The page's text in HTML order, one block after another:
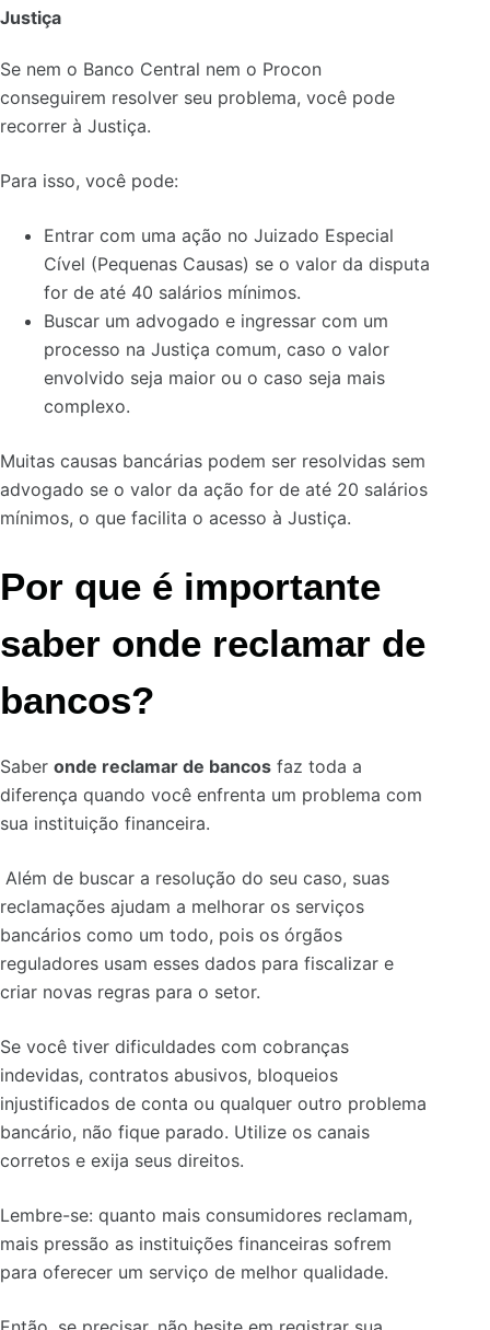
Justiça
Se nem o Banco Central nem o Procon
conseguirem resolver seu problema, você pode
recorrer à Justiça.
Para isso, você pode:
Entrar com uma ação no Juizado Especial
Cível (Pequenas Causas) se o valor da disputa
for de até 40 salários mínimos.
Buscar um advogado e ingressar com um
processo na Justiça comum, caso o valor
envolvido seja maior ou o caso seja mais
complexo.
Muitas causas bancárias podem ser resolvidas sem
advogado se o valor da ação for de até 20 salários
mínimos, o que facilita o acesso à Justiça.
Por que é importante
saber onde reclamar de
bancos?
Saber onde reclamar de bancos faz toda a
diferença quando você enfrenta um problema com
sua instituição financeira.
Além de buscar a resolução do seu caso, suas
reclamações ajudam a melhorar os serviços
bancários como um todo, pois os órgãos
reguladores usam esses dados para fiscalizar e
criar novas regras para o setor.
Se você tiver dificuldades com cobranças
indevidas, contratos abusivos, bloqueios
injustificados de conta ou qualquer outro problema
bancário, não fique parado. Utilize os canais
corretos e exija seus direitos.
Lembre-se: quanto mais consumidores reclamam,
mais pressão as instituições financeiras sofrem
para oferecer um serviço de melhor qualidade.